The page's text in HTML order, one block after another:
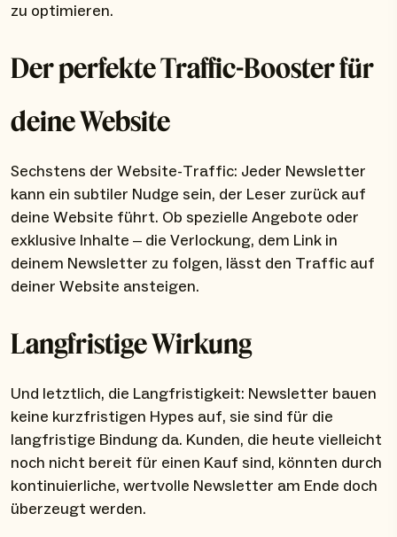
zu optimieren.
Der perfekte Traffic-Booster für
deine Website
Sechstens der Website-Traffic: Jeder Newsletter
kann ein subtiler Nudge sein, der Leser zurück auf
deine Website führt. Ob spezielle Angebote oder
exklusive Inhalte – die Verlockung, dem Link in
deinem Newsletter zu folgen, lässt den Traffic auf
deiner Website ansteigen.
Langfristige Wirkung
Und letztlich, die Langfristigkeit: Newsletter bauen
keine kurzfristigen Hypes auf, sie sind für die
langfristige Bindung da. Kunden, die heute vielleicht
noch nicht bereit für einen Kauf sind, könnten durch
kontinuierliche, wertvolle Newsletter am Ende doch
überzeugt werden.